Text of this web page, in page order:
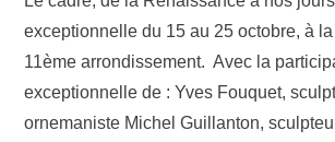
exceptionnelle du 15 au 25 octobre, à
11ème arrondissement. Avec la
exceptionnelle de : Yves Fouquet,
ornemaniste Michel Guillanton,